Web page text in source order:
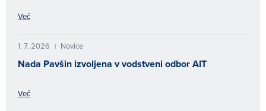
Več
1. 7. 2026 | Novice
Nada Pavšin izvoljena v vodstveni odbor AIT
Več